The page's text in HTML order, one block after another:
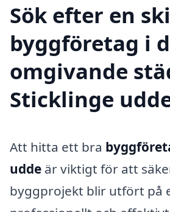
Sök efter en
byggföretag i
omgivande
Sticklinge
Att hitta ett bra
udde är viktigt för att
byggprojekt blir utfört på